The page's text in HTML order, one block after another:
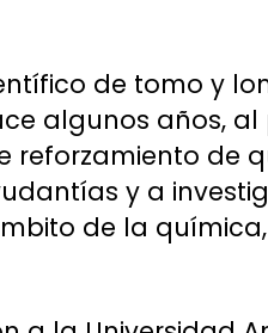
de tomo y
algunos años,
reforzamiento de
y a
de la